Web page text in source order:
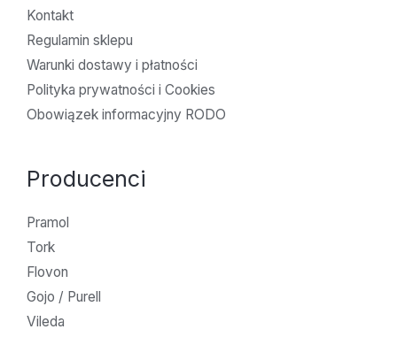
Kontakt
Regulamin sklepu
Warunki dostawy i płatności
Polityka prywatności i Cookies
Obowiązek informacyjny RODO
Producenci
Pramol
Tork
Flovon
Gojo / Purell
Vileda